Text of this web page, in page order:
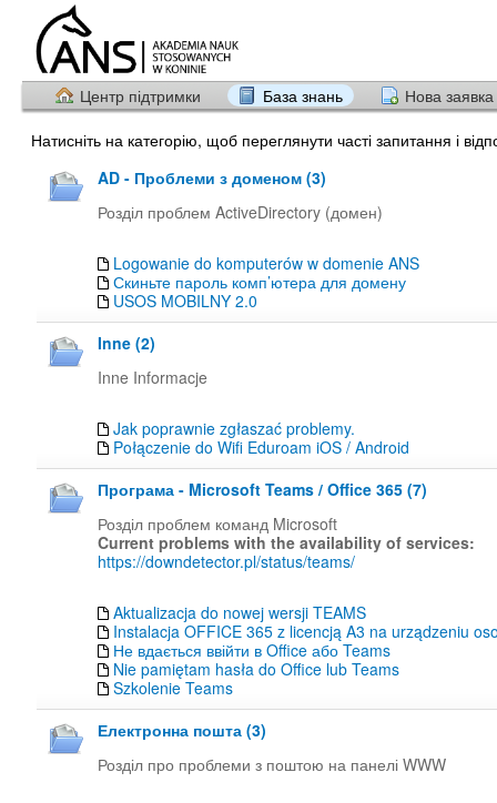
Центр підтримки База знань
Нова заявка
Натисніть на категорію, щоб переглянути часті запитання і
AD - Проблеми з доменом (3)
Розділ проблем ActiveDirectory (домен)
Logowanie do komputerów w domenie ANS
Скиньте пароль комп’ютера для домену
USOS MOBILNY 2.0
Inne (2)
Inne Informacje
Jak poprawnie zgłaszać problemy.
Połączenie do Wifi Eduroam iOS / Android
Програма - Microsoft Teams / Office 365 (7)
Розділ проблем команд Microsoft
Current problems with the availability of services:
https://downdetector.pl/status/teams/
Aktualizacja do nowej wersji TEAMS
Instalacja OFFICE 365 z licencją A3 na urządzeniu
Не вдається ввійти в Office або Teams
Nie pamiętam hasła do Office lub Teams
Szkolenie Teams
Електронна пошта (3)
Розділ про проблеми з поштою на панелі WWW